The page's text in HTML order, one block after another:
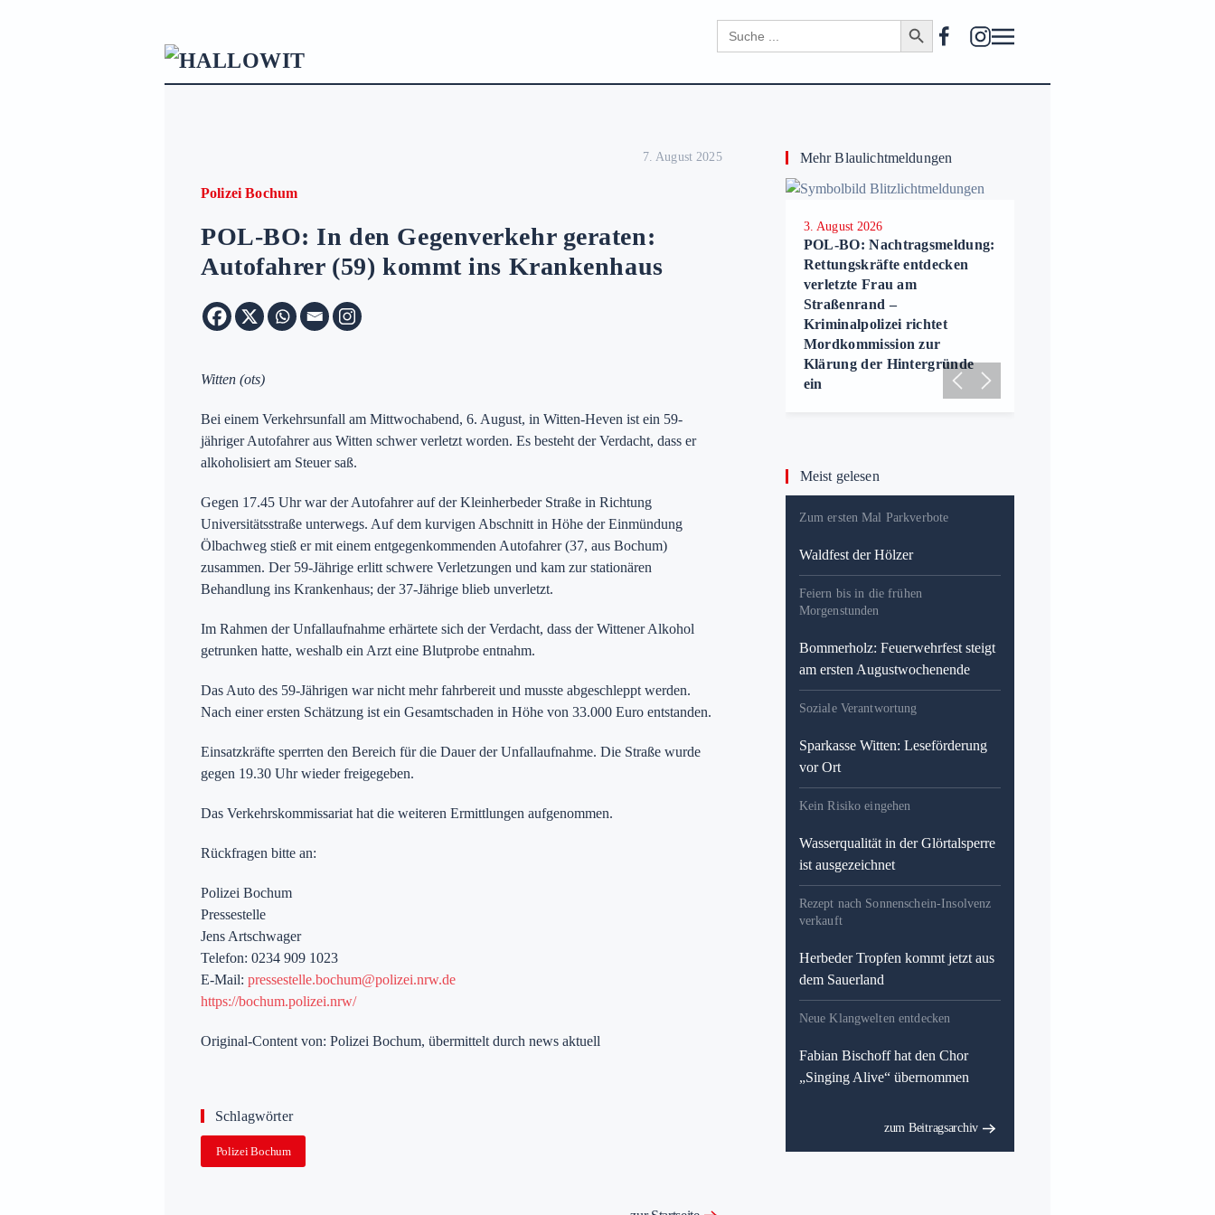
Zum Hauptinhalt springen
Search
for:
Search Button
7. August 2025
Polizei Bochum
POL-BO: In den Gegenverkehr geraten:
Autofahrer (59) kommt ins Krankenhaus
Witten (ots)
Bei einem Verkehrsunfall am Mittwochabend, 6. August, in Witten-Heven ist ein 59-
jähriger Autofahrer aus Witten schwer verletzt worden. Es besteht der Verdacht, dass er
alkoholisiert am Steuer saß.
Gegen 17.45 Uhr war der Autofahrer auf der Kleinherbeder Straße in Richtung
Universitätsstraße unterwegs. Auf dem kurvigen Abschnitt in Höhe der Einmündung
Ölbachweg stieß er mit einem entgegenkommenden Autofahrer (37, aus Bochum)
zusammen. Der 59-Jährige erlitt schwere Verletzungen und kam zur stationären
Behandlung ins Krankenhaus; der 37-Jährige blieb unverletzt.
Im Rahmen der Unfallaufnahme erhärtete sich der Verdacht, dass der Wittener Alkohol
getrunken hatte, weshalb ein Arzt eine Blutprobe entnahm.
Das Auto des 59-Jährigen war nicht mehr fahrbereit und musste abgeschleppt werden.
Nach einer ersten Schätzung ist ein Gesamtschaden in Höhe von 33.000 Euro entstanden.
Einsatzkräfte sperrten den Bereich für die Dauer der Unfallaufnahme. Die Straße wurde
gegen 19.30 Uhr wieder freigegeben.
Das Verkehrskommissariat hat die weiteren Ermittlungen aufgenommen.
Rückfragen bitte an:
Polizei Bochum
Pressestelle
Jens Artschwager
Telefon: 0234 909 1023
E-Mail: pressestelle.bochum@polizei.nrw.de
https://bochum.polizei.nrw/
Original-Content von: Polizei Bochum, übermittelt durch news aktuell
Schlagwörter
Polizei Bochum
Mehr Blaulichtmeldungen
3. August 2026
POL-BO: Nachtragsmeldung:
Rettungskräfte entdecken
verletzte Frau am
Straßenrand –
Kriminalpolizei richtet
Mordkommission zur
Klärung der Hintergründe
ein
Meist gelesen
Zum ersten Mal Parkverbote
Waldfest der Hölzer
Feiern bis in die frühen
Morgenstunden
Bommerholz: Feuerwehrfest steigt
am ersten Augustwochenende
Soziale Verantwortung
Sparkasse Witten: Leseförderung
vor Ort
Kein Risiko eingehen
Wasserqualität in der Glörtalsperre
ist ausgezeichnet
Rezept nach Sonnenschein-Insolvenz
verkauft
Herbeder Tropfen kommt jetzt aus
dem Sauerland
Neue Klangwelten entdecken
Fabian Bischoff hat den Chor
„Singing Alive“ übernommen
zum Beitragsarchiv